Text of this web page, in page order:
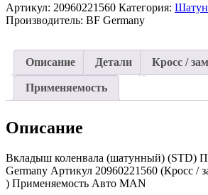
коленвала
(шатунный)
Germany)
MAN
Артикул: 20960221560 Категория:
Производитель: BF Germany
Описание Детали Кросс /
Применяемость
Описание
Вкладыш коленвала (шатунный) (STD)
Germany Артикул 20960221560 (Кросс /
) Применяемость Авто MAN